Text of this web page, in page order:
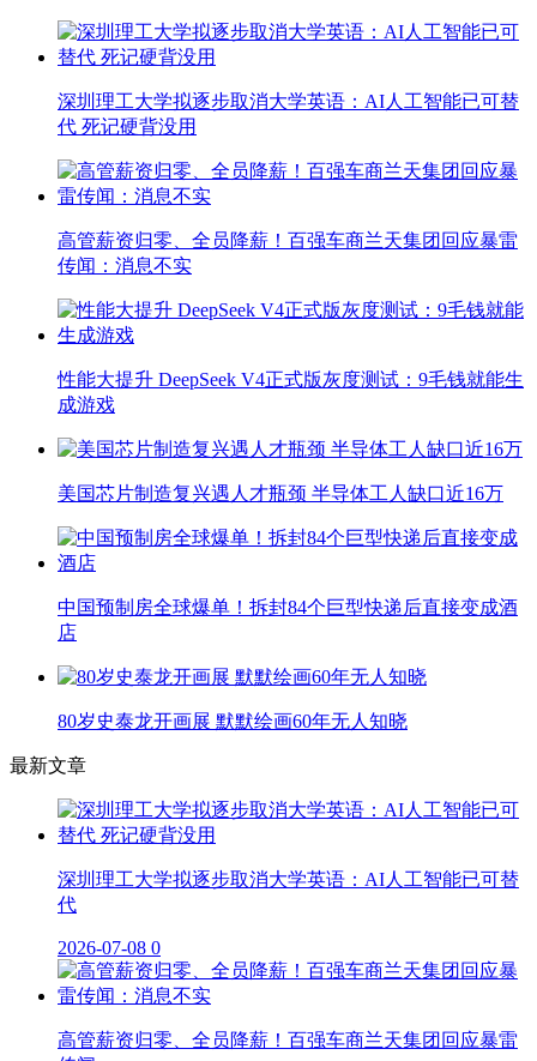
深圳理工大学拟逐步取消大学英语：AI人工智能已可替
代 死记硬背没用
高管薪资归零、全员降薪！百强车商兰天集团回应暴雷
传闻：消息不实
性能大提升 DeepSeek V4正式版灰度测试：9毛钱就能生
成游戏
美国芯片制造复兴遇人才瓶颈 半导体工人缺口近16万
中国预制房全球爆单！拆封84个巨型快递后直接变成酒
店
80岁史泰龙开画展 默默绘画60年无人知晓
最新文章
深圳理工大学拟逐步取消大学英语：AI人工智能已可替
代
2026-07-08 0
高管薪资归零、全员降薪！百强车商兰天集团回应暴雷